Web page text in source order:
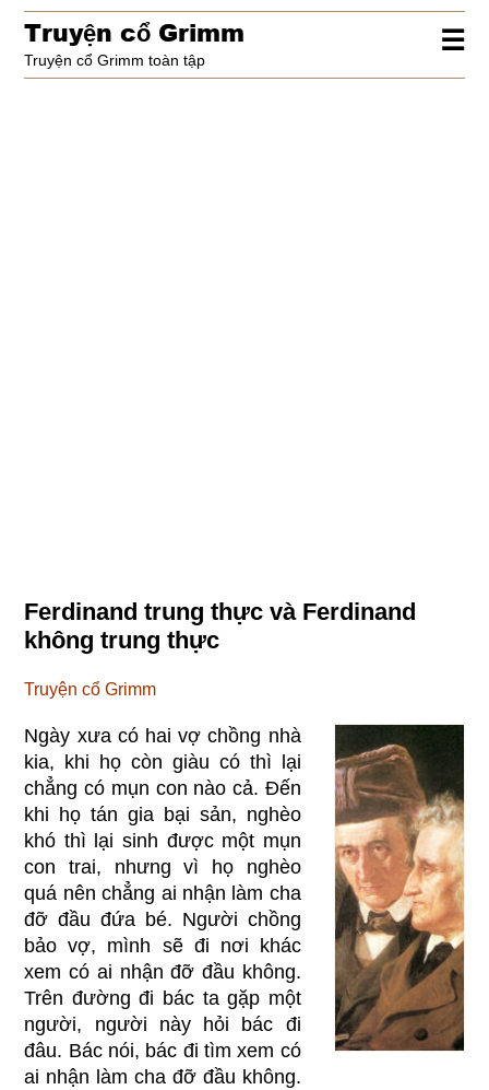
☰
Truyện cổ Grimm
Truyện cổ Grimm toàn tập
Ferdinand trung thực và Ferdinand
không trung thực
Truyện cổ Grimm
Ngày xưa có hai vợ chồng nhà
kia, khi họ còn giàu có thì lại
chẳng có mụn con nào cả. Đến
khi họ tán gia bại sản, nghèo
khó thì lại sinh được một mụn
con trai, nhưng vì họ nghèo
quá nên chẳng ai nhận làm cha
đỡ đầu đứa bé. Người chồng
bảo vợ, mình sẽ đi nơi khác
xem có ai nhận đỡ đầu không.
Trên đường đi bác ta gặp một
người, người này hỏi bác đi
đâu. Bác nói, bác đi tìm xem có
ai nhận làm cha đỡ đầu không.